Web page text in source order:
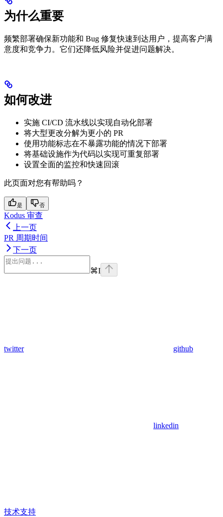
为什么重要
频繁部署确保新功能和 Bug 修复快速到达用户，提高客户满
意度和竞争力。它们还降低风险并促进问题解决。
如何改进
实施 CI/CD 流水线以实现自动化部署
将大型更改分解为更小的 PR
使用功能标志在不暴露功能的情况下部署
将基础设施作为代码以实现可重复部署
设置全面的监控和快速回滚
此页面对您有帮助吗？
是 否
Kodus 审查
上一页
PR 周期时间
下一页
⌘I
twitter github
linkedin
技术支持